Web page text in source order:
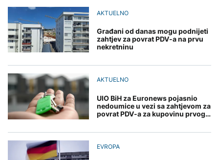
Vlada KS odobrila prvo
zapošljavanje u okviru
Grgurević traži
solarnoj elektrani u
blizini Manastira Ostrog
tragedije na Elbrusu:
Veliku ulogu odigrali su
Postignut dogovor,
uskoro se otvara na 60
dana
ZDRAVLJE
prijeti širenje u Evropi?
KULTURA
septembra: Stiže
spektakl “Brechtovi
AKTUELNO
Građani od danas mogu podnijeti
zahtjev za povrat PDV-a na prvu
nekretninu
AKTUELNO
UIO BiH za Euronews pojasnio
nedoumice u vezi sa zahtjevom za
povrat PDV-a za kupovinu prvog
EVROPA